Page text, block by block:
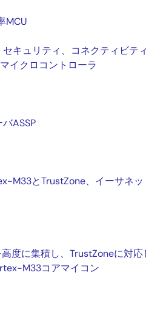
MCU
セキュリティ、コネクティビテ
イクロコントローラ
ASSP
M33とTrustZone、イーサネッ
度に集積し、TrustZoneに対応
M33コアマイコン